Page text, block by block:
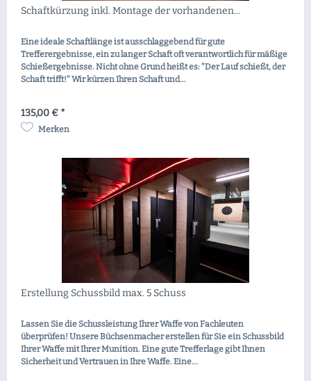
Schaftkürzung inkl. Montage der vorhandenen...
Eine ideale Schaftlänge ist ausschlaggebend für gute
Trefferergebnisse, ein zu langer Schaft oft verantwortlich für mäßige
Schießergebnisse. Nicht ohne Grund heißt es: "Der Lauf schießt, der
Schaft trifft!" Wir kürzen Ihren Schaft und...
135,00 € *
Merken
Erstellung Schussbild max. 5 Schuss
Lassen Sie die Schussleistung Ihrer Waffe von Fachleuten
überprüfen! Unsere Büchsenmacher erstellen für Sie ein Schussbild
Ihrer Waffe mit Ihrer Munition. Eine gute Trefferlage gibt Ihnen
Sicherheit und Vertrauen in Ihre Waffe. Eine...